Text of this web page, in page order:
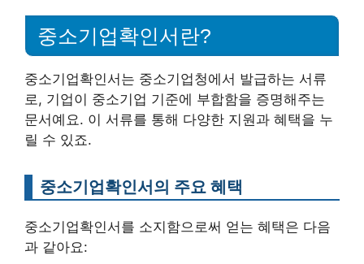
중소기업확인서란?
중소기업확인서는 중소기업청에서 발급하는 서류
로, 기업이 중소기업 기준에 부합함을 증명해주는
문서예요. 이 서류를 통해 다양한 지원과 혜택을 누
릴 수 있죠.
중소기업확인서의 주요 혜택
중소기업확인서를 소지함으로써 얻는 혜택은 다음
과 같아요: